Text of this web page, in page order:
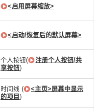
<启用屏幕缩放>
<启动/恢复后的默认屏幕>
个人按钮(
注册个人按钮/共
享按钮)
时间线 (
<主页>屏幕中显示
的项目 )